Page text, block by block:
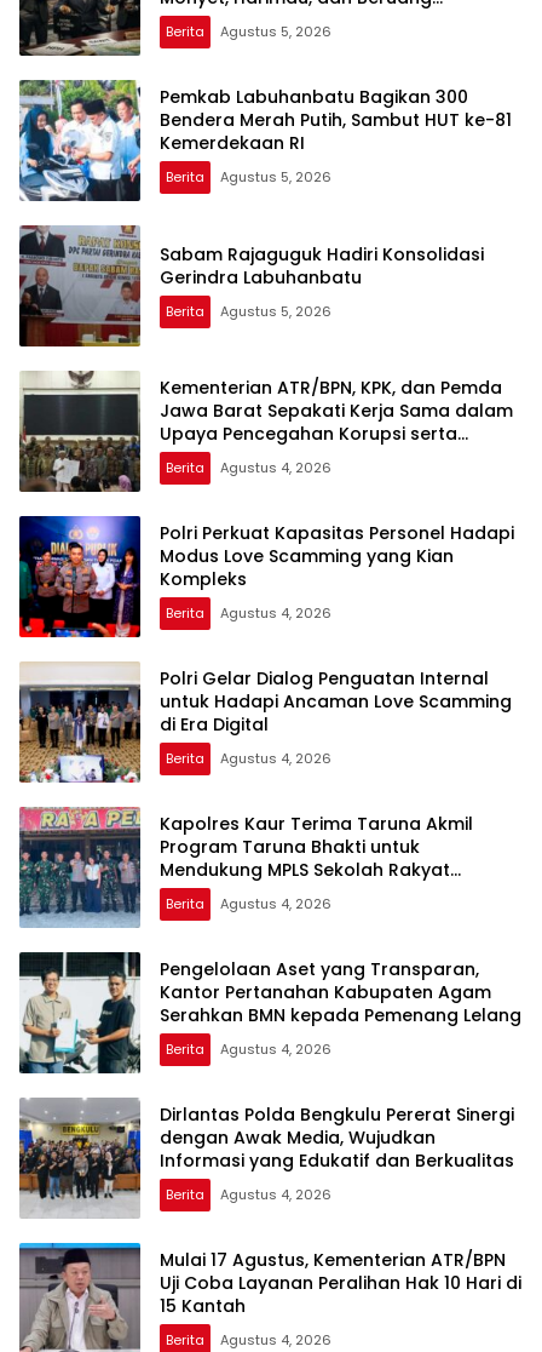
Terhadap Warga
Berita Agustus 5, 2026
Pemkab Labuhanbatu Bagikan 300
Bendera Merah Putih, Sambut HUT ke-81
Kemerdekaan RI
Berita Agustus 5, 2026
Sabam Rajaguguk Hadiri Konsolidasi
Gerindra Labuhanbatu
Berita Agustus 5, 2026
Kementerian ATR/BPN, KPK, dan Pemda
Jawa Barat Sepakati Kerja Sama dalam
Upaya Pencegahan Korupsi serta
Penguatan Ekonomi Daerah
Berita Agustus 4, 2026
Polri Perkuat Kapasitas Personel Hadapi
Modus Love Scamming yang Kian
Kompleks
Berita Agustus 4, 2026
Polri Gelar Dialog Penguatan Internal
untuk Hadapi Ancaman Love Scamming
di Era Digital
Berita Agustus 4, 2026
Kapolres Kaur Terima Taruna Akmil
Program Taruna Bhakti untuk
Mendukung MPLS Sekolah Rakyat
Kabupaten Kaur
Berita Agustus 4, 2026
Pengelolaan Aset yang Transparan,
Kantor Pertanahan Kabupaten Agam
Serahkan BMN kepada Pemenang Lelang
Berita Agustus 4, 2026
Dirlantas Polda Bengkulu Pererat Sinergi
dengan Awak Media, Wujudkan
Informasi yang Edukatif dan Berkualitas
Berita Agustus 4, 2026
Mulai 17 Agustus, Kementerian ATR/BPN
Uji Coba Layanan Peralihan Hak 10 Hari di
15 Kantah
Berita Agustus 4, 2026